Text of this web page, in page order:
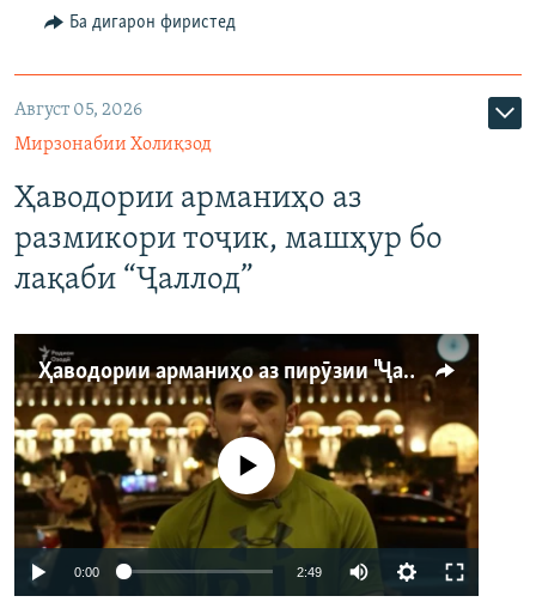
Ба дигарон фиристед
Август 05, 2026
Мирзонабии Холиқзод
Ҳаводории арманиҳо аз
размикори тоҷик, машҳур бо
лақаби “Ҷаллод”
Ҳаводории арманиҳо аз пирӯзии "Ҷаллод"-и тоҷик
Феълан кор намекунад
0:00 2:49